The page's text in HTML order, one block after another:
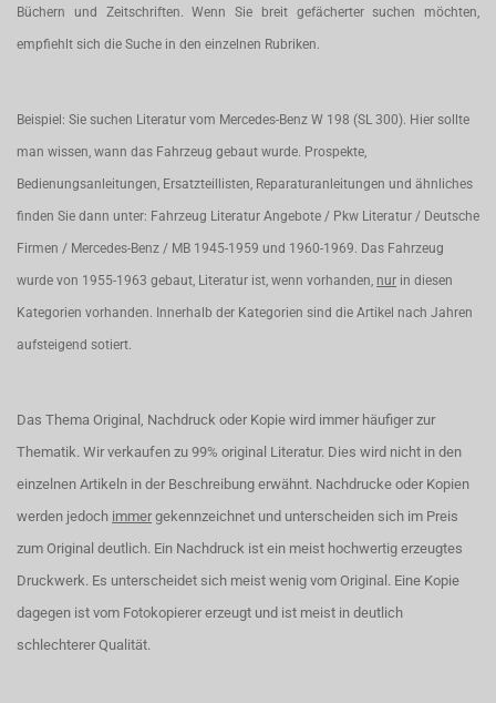
Büchern und Zeitschriften. Wenn Sie breit gefächerter suchen möchten,
empfiehlt sich die Suche in den einzelnen Rubriken.
Beispiel: Sie suchen Literatur vom Mercedes-Benz W 198 (SL 300). Hier sollte
man wissen, wann das Fahrzeug gebaut wurde. Prospekte,
Bedienungsanleitungen, Ersatzteillisten, Reparaturanleitungen und ähnliches
finden Sie dann unter: Fahrzeug Literatur Angebote / Pkw Literatur / Deutsche
Firmen / Mercedes-Benz / MB 1945-1959 und 1960-1969. Das Fahrzeug
wurde von 1955-1963 gebaut, Literatur ist, wenn vorhanden, nur in diesen
Kategorien vorhanden. Innerhalb der Kategorien sind die Artikel nach Jahren
aufsteigend sotiert.
Das Thema Original, Nachdruck oder Kopie wird immer häufiger zur
Thematik. Wir verkaufen zu 99% original Literatur. Dies wird nicht in den
einzelnen Artikeln in der Beschreibung erwähnt. Nachdrucke oder Kopien
werden jedoch immer gekennzeichnet und unterscheiden sich im Preis
zum Original deutlich. Ein Nachdruck ist ein meist hochwertig erzeugtes
Druckwerk. Es unterscheidet sich meist wenig vom Original. Eine Kopie
dagegen ist vom Fotokopierer erzeugt und ist meist in deutlich
schlechterer Qualität.